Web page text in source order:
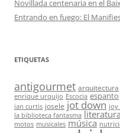
Novillada centenaria en el
Entrando en fuego: El
ETIQUETAS
antigourmet arquitectura
enrique urquijo Escocia espanto
ian curtis josele jot down joy
la biblioteca fantasma literatura
motos musicales música